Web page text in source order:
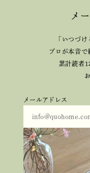
メ
「いつづ
プロが本音で
累計読者
メールアドレス